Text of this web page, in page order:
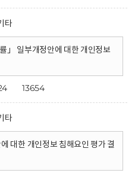
타
」 일부개정안에 대한 개인정보
13654
타
대한 개인정보 침해요인 평가 결